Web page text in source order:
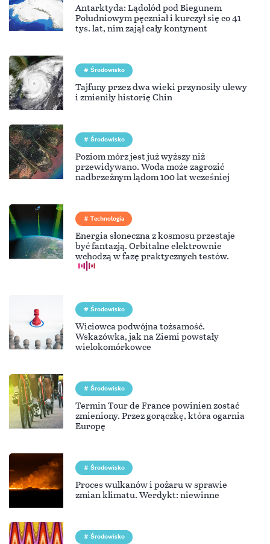
Antarktyda: Lądolód pod Biegunem
Południowym pęczniał i kurczył się co 41
tys. lat, nim zajął cały kontynent
Środowisko
Tajfuny przez dwa wieki przynosiły ulewy
i zmieniły historię Chin
Środowisko
Poziom mórz jest już wyższy niż
przewidywano. Woda może zagrozić
nadbrzeżnym lądom 100 lat wcześniej
Technologia
Energia słoneczna z kosmosu przestaje
być fantazją. Orbitalne elektrownie
wchodzą w fazę praktycznych testów.
Środowisko
Wiciowca podwójna tożsamość.
Wskazówka, jak na Ziemi powstały
wielokomórkowce
Środowisko
Termin Tour de France powinien zostać
zmieniony. Przez gorączkę, która ogarnia
Europę
Środowisko
Proces wulkanów i pożaru w sprawie
zmian klimatu. Werdykt: niewinne
Środowisko